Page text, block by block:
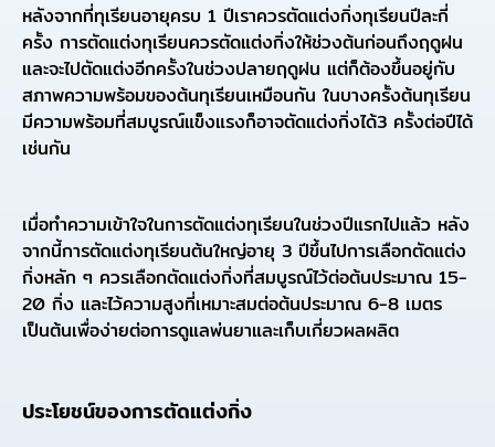
หลังจากที่ทุเรียนอายุครบ 1 ปีเราควรตัดแต่งกิ่งทุเรียนปีละกี่
ครั้ง การตัดแต่งทุเรียนควรตัดแต่งกิ่งให้ช่วงต้นก่อนถึงฤดูฝน
และจะไปตัดแต่งอีกครั้งในช่วงปลายฤดูฝน แต่ก็ต้องขึ้นอยู่กับ
สภาพความพร้อมของต้นทุเรียนเหมือนกัน ในบางครั้งต้นทุเรียน
มีความพร้อมที่สมบูรณ์แข็งแรงก็อาจตัดแต่งกิ่งได้3 ครั้งต่อปีได้
เช่นกัน
เมื่อทำความเข้าใจในการตัดแต่งทุเรียนในช่วงปีแรกไปแล้ว หลัง
จากนี้การตัดแต่งทุเรียนต้นใหญ่อายุ 3 ปีขึ้นไปการเลือกตัดแต่ง
กิ่งหลัก ๆ ควรเลือกตัดแต่งกิ่งที่สมบูรณ์ไว้ต่อต้นประมาณ 15-
20 กิ่ง และไว้ความสูงที่เหมาะสมต่อต้นประมาณ 6-8 เมตร
เป็นต้นเพื่อง่ายต่อการดูแลพ่นยาและเก็บเกี่ยวผลผลิต
ประโยชน์ของการตัดแต่งกิ่ง